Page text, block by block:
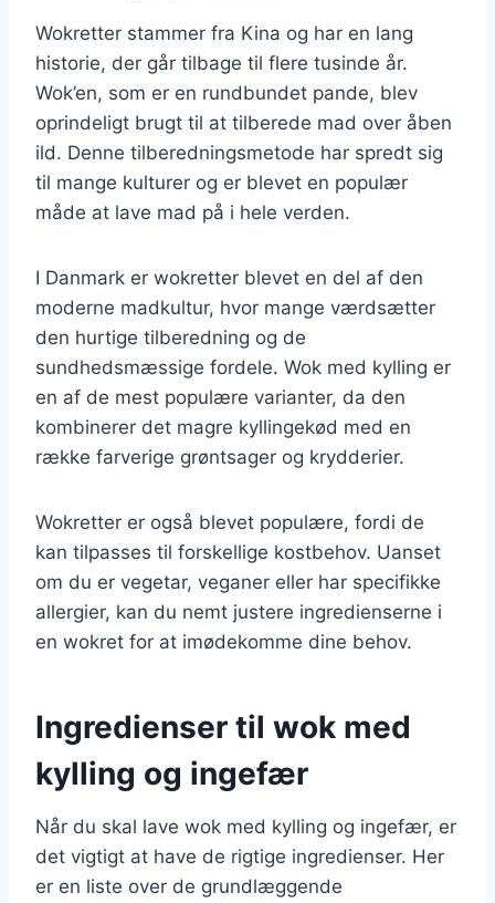
Wokretter stammer fra Kina og har en lang
historie, der går tilbage til flere tusinde år.
Wok’en, som er en rundbundet pande, blev
oprindeligt brugt til at tilberede mad over åben
ild. Denne tilberedningsmetode har spredt sig
til mange kulturer og er blevet en populær
måde at lave mad på i hele verden.
I Danmark er wokretter blevet en del af den
moderne madkultur, hvor mange værdsætter
den hurtige tilberedning og de
sundhedsmæssige fordele. Wok med kylling er
en af de mest populære varianter, da den
kombinerer det magre kyllingekød med en
række farverige grøntsager og krydderier.
Wokretter er også blevet populære, fordi de
kan tilpasses til forskellige kostbehov. Uanset
om du er vegetar, veganer eller har specifikke
allergier, kan du nemt justere ingredienserne i
en wokret for at imødekomme dine behov.
Ingredienser til wok med
kylling og ingefær
Når du skal lave wok med kylling og ingefær, er
det vigtigt at have de rigtige ingredienser. Her
er en liste over de grundlæggende